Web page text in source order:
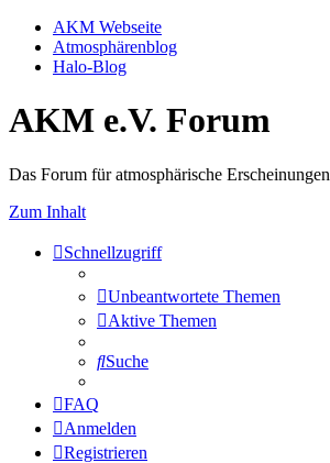
AKM Webseite
Atmosphärenblog
Halo-Blog
AKM e.V. Forum
Das Forum für atmosphärische Erscheinungen
Zum Inhalt
Schnellzugriff
Unbeantwortete Themen
Aktive Themen
Suche
FAQ
Anmelden
Registrieren